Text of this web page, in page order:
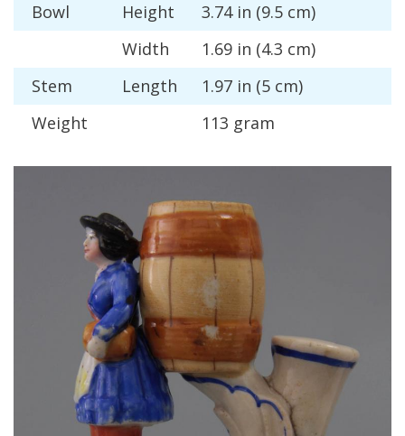
Bowl
Height 3.74 in (9.5 cm)
Width
1.69 in (4.3 cm)
Stem
Length 1.97 in (5 cm)
Weight
113 gram